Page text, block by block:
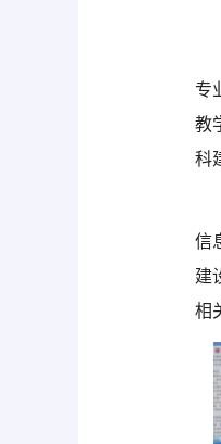
专
教
科
信
建
相